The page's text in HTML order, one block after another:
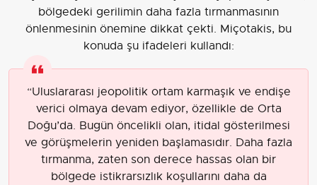
bölgedeki gerilimin daha fazla tırmanmasının
önlenmesinin önemine dikkat çekti. Miçotakis, bu
konuda şu ifadeleri kullandı:
“Uluslararası jeopolitik ortam karmaşık ve endişe
verici olmaya devam ediyor, özellikle de Orta
Doğu’da. Bugün öncelikli olan, itidal gösterilmesi
ve görüşmelerin yeniden başlamasıdır. Daha fazla
tırmanma, zaten son derece hassas olan bir
bölgede istikrarsızlık koşullarını daha da